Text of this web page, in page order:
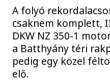
A folyó
csaknem komplett,
DKW NZ 350-1
a Batthyány téri
pedig egy közel
elő.